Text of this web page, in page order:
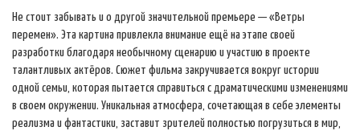
Не стоит забывать и о другой значительной премьере — «Ветры
перемен». Эта картина привлекла внимание ещё на этапе своей
разработки благодаря необычному сценарию и участию в проекте
талантливых актёров. Сюжет фильма закручивается вокруг истории
одной семьи, которая пытается справиться с драматическими изменениями
в своем окружении. Уникальная атмосфера, сочетающая в себе элементы
реализма и фантастики, заставит зрителей полностью погрузиться в мир,